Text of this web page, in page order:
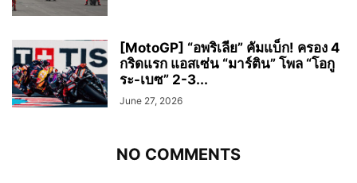
[MotoGP] “อพริเลีย” คัมแบ็ก! ครอง 4
กริดแรก แอสเซ่น “มาร์ติน” โพล “โอกู
ระ-เบซ” 2-3...
June 27, 2026
NO COMMENTS